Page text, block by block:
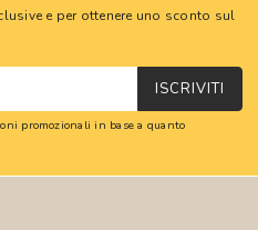
e per ottenere uno sconto sul
ISCRIVITI
promozionali in base a quanto